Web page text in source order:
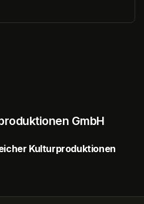
GmbH
Kulturproduktionen